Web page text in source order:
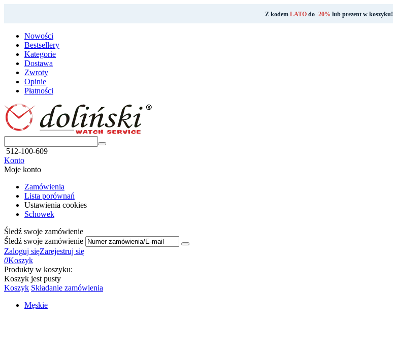
Z kodem LATOdo -20% lub prezent w koszyku!
Nowości
Bestsellery
Kategorie
Dostawa
Zwroty
Opinie
Płatności
512-100-609
Konto
Moje konto
Zamówienia
Lista porównań
Ustawienia cookies
Schowek
Śledź swoje zamówienie
Śledź swoje zamówienie
Zaloguj sięZarejestruj się
0Koszyk
Produkty w koszyku:
Koszyk jest pusty
Koszyk Składanie zamówienia
Męskie